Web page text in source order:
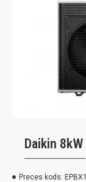
Daikin
Preces kods: